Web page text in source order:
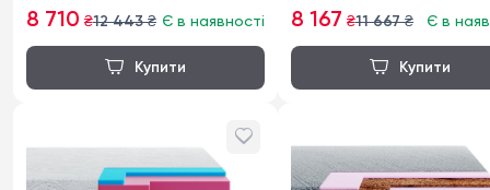
8 710 ₴12 443₴ Є в наявності 8 167 ₴11 667₴ Є в